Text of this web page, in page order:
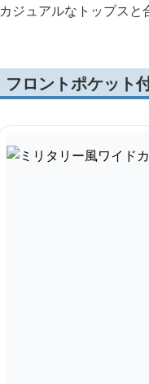
カジュアルなトップスと
フロントポケット